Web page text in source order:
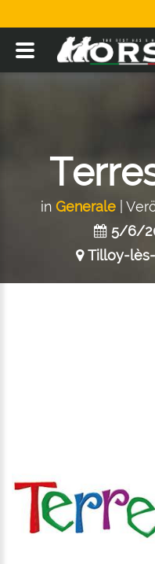
in Generale|
5/6/
Tilloy-